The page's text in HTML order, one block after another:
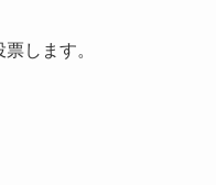
します。